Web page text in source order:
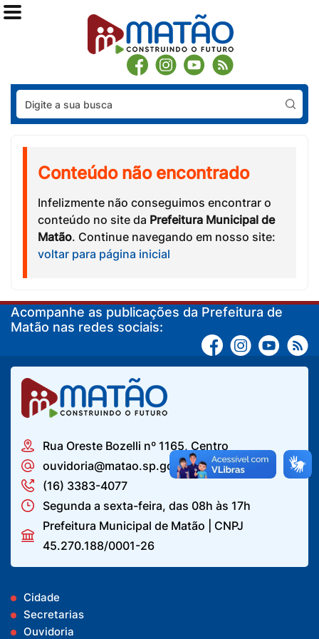
Conteúdo não encontrado
Infelizmente não conseguimos encontrar o
conteúdo no site da Prefeitura Municipal de
Matão. Continue navegando em nosso site:
voltar para página inicial
Acompanhe as publicações da Prefeitura de
Matão nas redes sociais:
Rua Oreste Bozelli nº 1165, Centro
ouvidoria@matao.sp.gov.br
(16) 3383-4077
Segunda a sexta-feira, das 08h às 17h
Prefeitura Municipal de Matão | CNPJ
45.270.188/0001-26
Cidade
Secretarias
Ouvidoria